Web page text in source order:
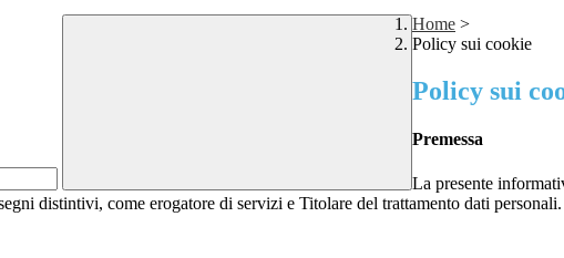
Home >
Policy sui cookie
Policy sui
Premessa
La presente
distintivi, come erogatore di servizi e Titolare del trattamento dati personali.